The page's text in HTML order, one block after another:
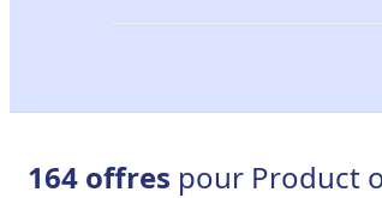
164 offres pour Product